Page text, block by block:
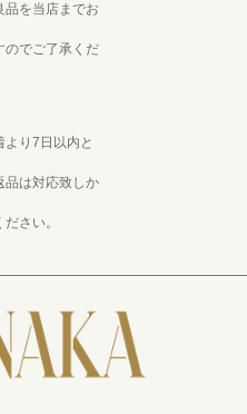
品を当店までお
のでご了承くだ
り7日以内と
品は対応致しか
さい。